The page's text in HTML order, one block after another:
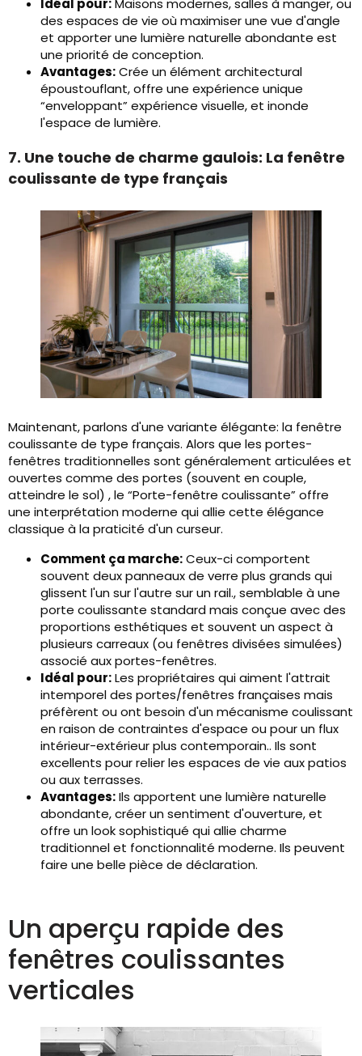
Idéal pour: Maisons modernes, salles à manger, ou
des espaces de vie où maximiser une vue d'angle
et apporter une lumière naturelle abondante est
une priorité de conception.
Avantages:Crée un élément architectural
époustouflant, offre une expérience unique
“enveloppant” expérience visuelle, et inonde
l'espace de lumière.
7. Une touche de charme gaulois: La fenêtre
coulissante de type français
Maintenant, parlons d'une variante élégante: la fenêtre
coulissante de type français. Alors que les portes-
fenêtres traditionnelles sont généralement articulées et
ouvertes comme des portes (souvent en couple,
atteindre le sol) , le “Porte-fenêtre coulissante” offre
une interprétation moderne qui allie cette élégance
classique à la praticité d'un curseur.
Comment ça marche:Ceux-ci comportent
souvent deux panneaux de verre plus grands qui
glissent l'un sur l'autre sur un rail., semblable à une
porte coulissante standard mais conçue avec des
proportions esthétiques et souvent un aspect à
plusieurs carreaux (ou fenêtres divisées simulées)
associé aux portes-fenêtres.
Idéal pour:Les propriétaires qui aiment l'attrait
intemporel des portes/fenêtres françaises mais
préfèrent ou ont besoin d'un mécanisme coulissant
en raison de contraintes d'espace ou pour un flux
intérieur-extérieur plus contemporain.. Ils sont
excellents pour relier les espaces de vie aux patios
ou aux terrasses.
Avantages:Ils apportent une lumière naturelle
abondante, créer un sentiment d'ouverture, et
offre un look sophistiqué qui allie charme
traditionnel et fonctionnalité moderne. Ils peuvent
faire une belle pièce de déclaration.
Un aperçu rapide des
fenêtres coulissantes
verticales